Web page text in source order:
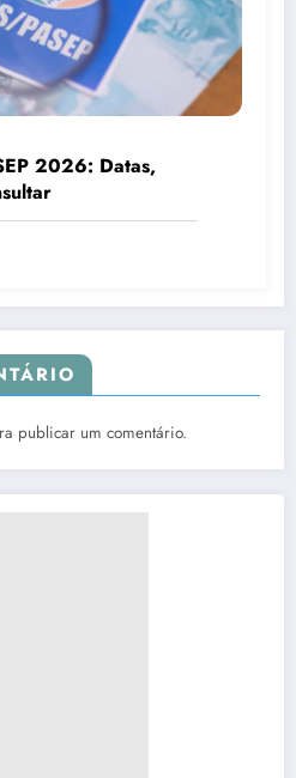
2026: Datas,
publicar um comentário.